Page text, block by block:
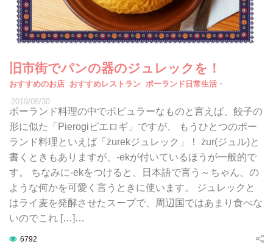
旧市街でパンの器のジュレックを！
おすすめのお店 おすすめレストラン ポーランド日常生活 -
2019/08/30
ポーランド料理の中でポピュラーなものと言えば、餃子の
形に似た「Pierogiピエロギ」ですが、 もうひとつのポー
ランド料理といえば「żurekジュレック」！ żur(ジュル)と
書くときもありますが、-ekが付いているほうが一般的で
す。 ちなみに-ekをつけると、日本語で言う～ちゃん、の
ような何かを可愛く言うときに使います。 ジュレックと
はライ麦を発酵させたスープで、周辺国ではあまり食べな
いのでこれ […]…
6792